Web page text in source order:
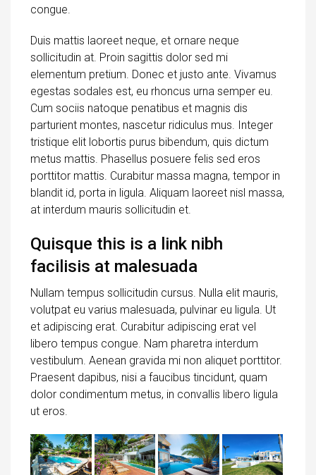
congue.
Duis mattis laoreet neque, et ornare neque
sollicitudin at. Proin sagittis dolor sed mi
elementum pretium. Donec et justo ante. Vivamus
egestas sodales est, eu rhoncus urna semper eu.
Cum sociis natoque penatibus et magnis dis
parturient montes, nascetur ridiculus mus. Integer
tristique elit lobortis purus bibendum, quis dictum
metus mattis. Phasellus posuere felis sed eros
porttitor mattis. Curabitur massa magna, tempor in
blandit id, porta in ligula. Aliquam laoreet nisl massa,
at interdum mauris sollicitudin et.
Quisque this is a link nibh
facilisis at malesuada
Nullam tempus sollicitudin cursus. Nulla elit mauris,
volutpat eu varius malesuada, pulvinar eu ligula. Ut
et adipiscing erat. Curabitur adipiscing erat vel
libero tempus congue. Nam pharetra interdum
vestibulum. Aenean gravida mi non aliquet porttitor.
Praesent dapibus, nisi a faucibus tincidunt, quam
dolor condimentum metus, in convallis libero ligula
ut eros.